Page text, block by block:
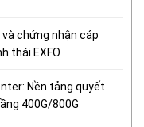
chứng nhận cáp
thái EXFO
Nền tảng quyết
400G/800G